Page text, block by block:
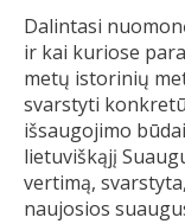
Dalintasi
ir kai kuriose
metų istorinių
svarstyti
išsaugojimo
lietuviškąjį
vertimą,
naujosios